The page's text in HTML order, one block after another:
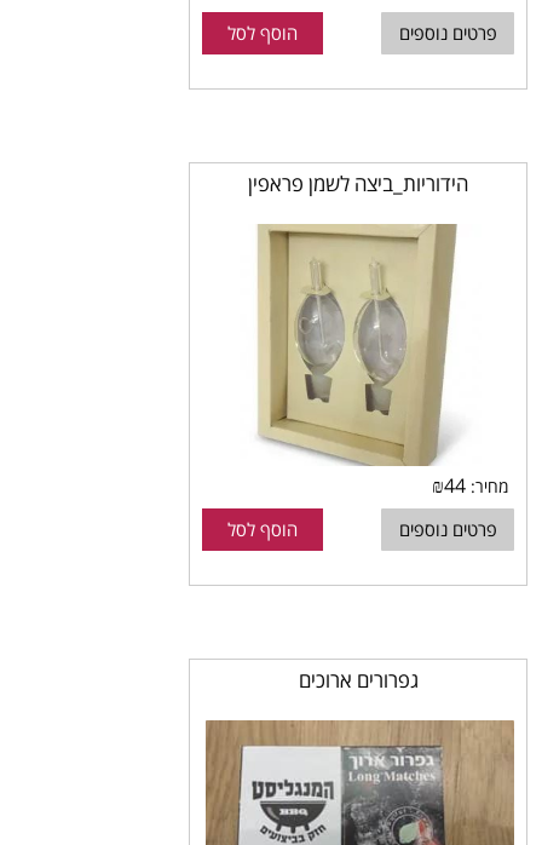
פרטים נוספים הוסף לסל
הידוריות_ביצה לשמן פראפין
מחיר: ₪44
פרטים נוספים הוסף לסל
גפרורים ארוכים